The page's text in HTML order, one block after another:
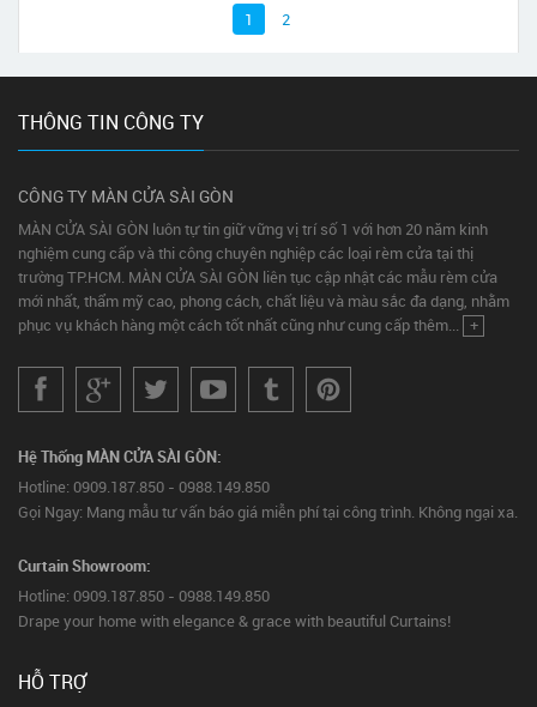
1 2
THÔNG TIN CÔNG TY
CÔNG TY MÀN CỬA SÀI GÒN
MÀN CỬA SÀI GÒN luôn tự tin giữ vững vị trí số 1 với hơn 20 năm kinh
nghiệm cung cấp và thi công chuyên nghiệp các loại rèm cửa tại thị
trường TP.HCM. MÀN CỬA SÀI GÒN liên tục cập nhật các mẫu rèm cửa
mới nhất, thẩm mỹ cao, phong cách, chất liệu và màu sắc đa dạng, nhằm
phục vụ khách hàng một cách tốt nhất cũng như cung cấp thêm... +
Hệ Thống MÀN CỬA SÀI GÒN:
Hotline: 0909.187.850 - 0988.149.850
Gọi Ngay: Mang mẫu tư vấn báo giá miễn phí tại công trình. Không ngại xa.
Curtain Showroom:
Hotline: 0909.187.850 - 0988.149.850
Drape your home with elegance & grace with beautiful Curtains!
HỖ TRỢ